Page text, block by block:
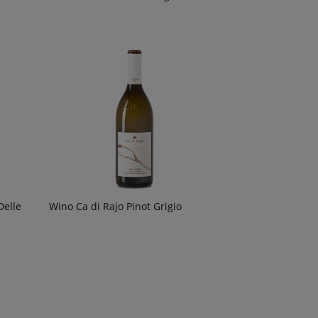
Wino Ca di Rajo Pinot Grigio